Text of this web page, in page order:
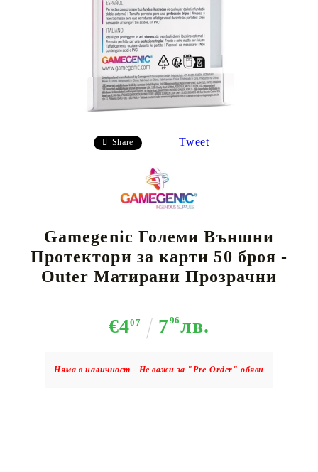
Share Tweet
Gamegenic Големи Външни
Протектори за карти 50 броя -
Outer Матирани Прозрачни
€407 796лв.
Няма в наличност - Не важи за "Pre-Order" обяви